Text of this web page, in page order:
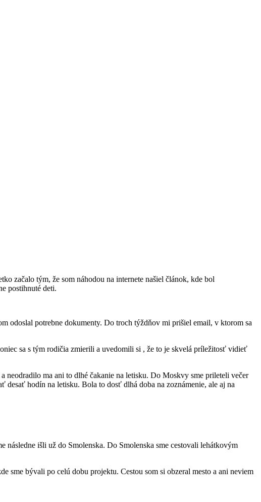
začalo tým, že som náhodou na internete našiel článok, kde bol
postihnuté deti.
odoslal potrebne dokumenty. Do troch týždňov mi prišiel email, v ktorom sa
sa s tým rodičia zmierili a uvedomili si , že to je skvelá príležitosť vidieť
ma ani to dlhé čakanie na letisku. Do Moskvy sme prileteli večer
hodín na letisku. Bola to dosť dlhá doba na zoznámenie, ale aj na
následne išli už do Smolenska. Do Smolenska sme cestovali lehátkovým
sme bývali po celú dobu projektu. Cestou som si obzeral mesto a ani neviem